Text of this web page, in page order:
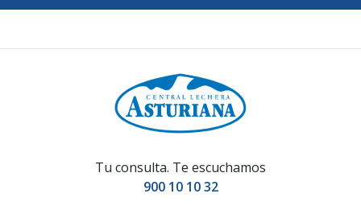
Tu consulta. Te escuchamos
900 10 10 32